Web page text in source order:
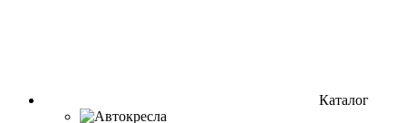
Каталог